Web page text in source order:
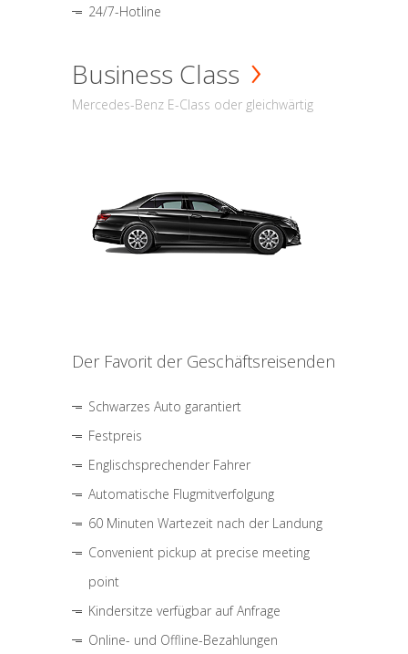
24/7-Hotline
Business Class
Mercedes-Benz E-Class oder gleichwärtig
Der Favorit der Geschäftsreisenden
Schwarzes Auto garantiert
Festpreis
Englischsprechender Fahrer
Automatische Flugmitverfolgung
60 Minuten Wartezeit nach der Landung
Convenient pickup at precise meeting
point
Kindersitze verfügbar auf Anfrage
Online- und Offline-Bezahlungen